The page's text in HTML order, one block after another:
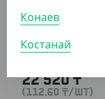
22 520₸
(112.60 ₸/ШТ)
Конаев
Костанай